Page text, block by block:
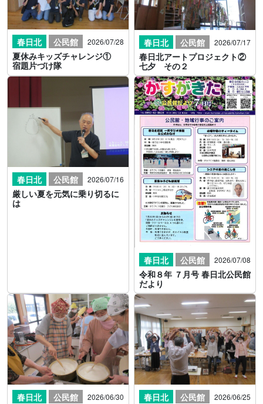
春日北 公民館 2026/07/28
夏休みキッズチャレンジ①
宿題片づけ隊
春日北 公民館 2026/07/17
春日北アートプロジェクト②
七夕 その２
春日北 公民館 2026/07/16
厳しい夏を元気に乗り切るに
は
春日北 公民館 2026/07/08
令和８年 ７月号 春日北公民館
だより
春日北 公民館 2026/06/30 春日北 公民館 2026/06/25